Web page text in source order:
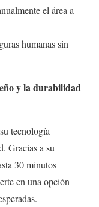
el área a
humanas sin
y la durabilidad
tecnología
Gracias a su
30 minutos
en una opción